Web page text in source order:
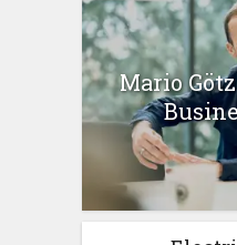
Mario